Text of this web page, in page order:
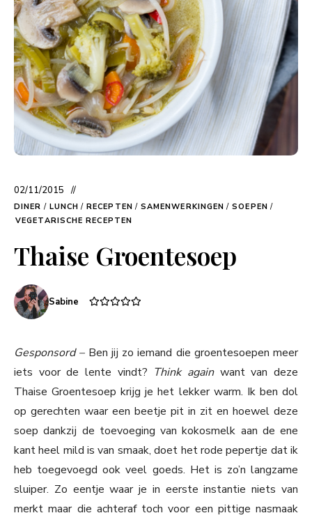
02/11/2015
DINER / LUNCH / RECEPTEN / SAMENWERKINGEN / SOEPEN /
VEGETARISCHE RECEPTEN
Thaise Groentesoep
Sabine
Gesponsord – Ben jij zo iemand die groentesoepen meer
iets voor de lente vindt? Think again want van deze
Thaise Groentesoep krijg je het lekker warm. Ik ben dol
op gerechten waar een beetje pit in zit en hoewel deze
soep dankzij de toevoeging van kokosmelk aan de ene
kant heel mild is van smaak, doet het rode pepertje dat ik
heb toegevoegd ook veel goeds. Het is zo’n langzame
sluiper. Zo eentje waar je in eerste instantie niets van
merkt maar die achteraf toch voor een pittige nasmaak